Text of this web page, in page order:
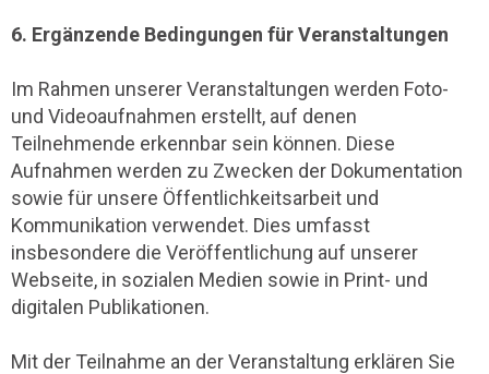
6. Ergänzende Bedingungen für Veranstaltungen
Im Rahmen unserer Veranstaltungen werden Foto-
und Videoaufnahmen erstellt, auf denen
Teilnehmende erkennbar sein können. Diese
Aufnahmen werden zu Zwecken der Dokumentation
sowie für unsere Öffentlichkeitsarbeit und
Kommunikation verwendet. Dies umfasst
insbesondere die Veröffentlichung auf unserer
Webseite, in sozialen Medien sowie in Print- und
digitalen Publikationen.
Mit der Teilnahme an der Veranstaltung erklären Sie